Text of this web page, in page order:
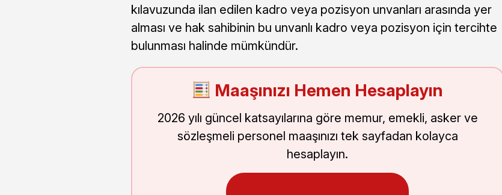
kılavuzunda ilan edilen kadro veya pozisyon unvanları arasında yer
alması ve hak sahibinin bu unvanlı kadro veya pozisyon için tercihte
bulunması halinde mümkündür.
Maaşınızı Hemen Hesaplayın
2026 yılı güncel katsayılarına göre memur, emekli, asker ve
sözleşmeli personel maaşınızı tek sayfadan kolayca
hesaplayın.